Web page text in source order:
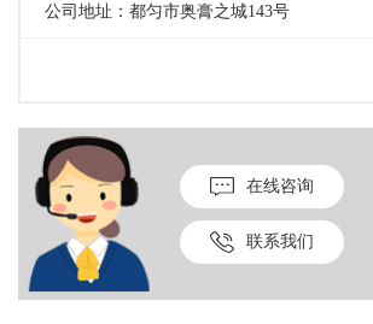
公司地址：都匀市奥膏之城143号
在线咨询
联系我们